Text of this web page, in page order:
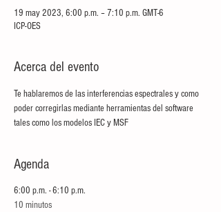
19 may 2023, 6:00 p.m. – 7:10 p.m. GMT-6
ICP-OES
Acerca del evento
Te hablaremos de las interferencias espectrales y como
poder corregirlas mediante herramientas del software
tales como los modelos IEC y MSF
Agenda
6:00 p.m. - 6:10 p.m.
10 minutos